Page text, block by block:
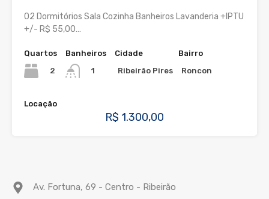
02 Dormitórios Sala Cozinha Banheiros Lavanderia +IPTU
+/- R$ 55,00…
Quartos
2
Banheiros
1
Cidade
Ribeirão Pires
Bairro
Roncon
Locação
R$ 1.300,00
Av. Fortuna, 69 - Centro - Ribeirão